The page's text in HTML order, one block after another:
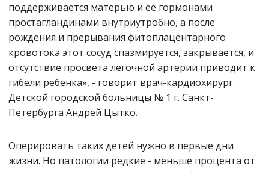
поддерживается матерью и ее гормонами
простагландинами внутриутробно, а после
рождения и прерывания фитоплацентарного
кровотока этот сосуд спазмируется, закрывается, и
отсутствие просвета легочной артерии приводит к
гибели ребенка», - говорит врач-кардиохирург
Детской городской больницы № 1 г. Санкт-
Петербурга Андрей Цытко.
Оперировать таких детей нужно в первые дни
жизни. Но патологии редкие - меньше процента от